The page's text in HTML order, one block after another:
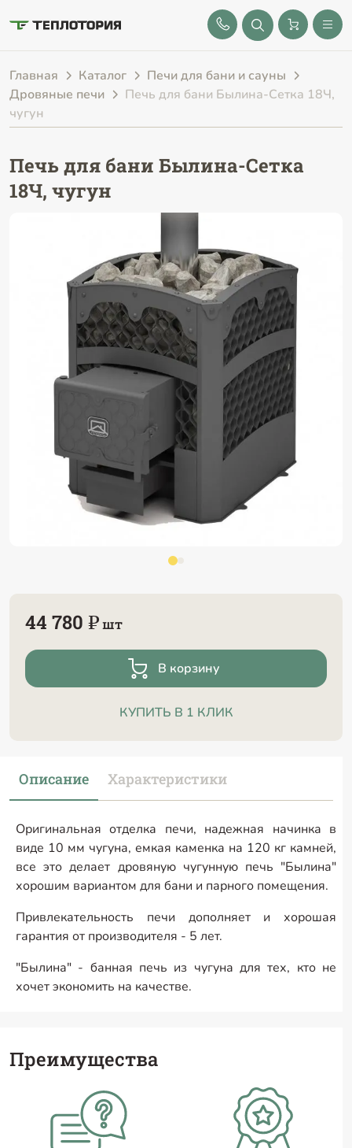
8 (843) 212-25-32
Главная Каталог
Печи для бани и сауны
Дровяные печи
Печь для бани Былина-Сетка 18Ч,
чугун
Печь для бани Былина-Сетка
18Ч, чугун
44 780 ₽шт
В корзину
КУПИТЬ В 1 КЛИК
Описание Характеристики
Оригинальная отделка печи, надежная начинка в
виде 10 мм чугуна, емкая каменка на 120 кг камней,
все это делает дровяную чугунную печь "Былина"
хорошим вариантом для бани и парного помещения.
Привлекательность печи дополняет и хорошая
гарантия от производителя - 5 лет.
"Былина" - банная печь из чугуна для тех, кто не
хочет экономить на качестве.
Преимущества